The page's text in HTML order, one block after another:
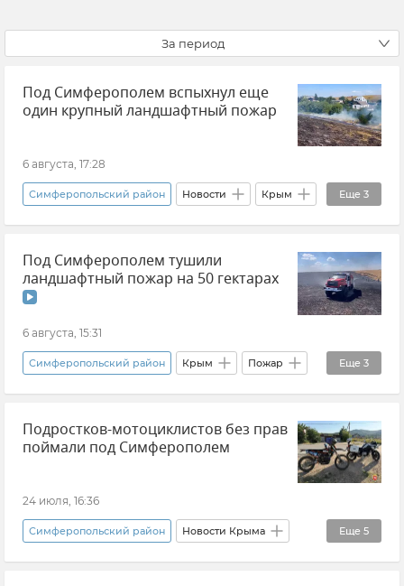
За период
Под Симферополем вспыхнул еще
один крупный ландшафтный пожар
6 августа, 17:28
Еще 3
Симферопольский район Новости Крым
Новости Крыма Пожар
ГУ МЧС РФ по Республике Крым
Под Симферополем тушили
ландшафтный пожар на 50 гектарах
6 августа, 15:31
Еще 3
Симферопольский район Крым Пожар
ГУ МЧС РФ по Республике Крым
Происшествия Новости Крыма
Подростков-мотоциклистов без прав
поймали под Симферополем
24 июля, 16:36
Еще 5
Симферопольский район Новости Крыма
МВД по Республике Крым Крым